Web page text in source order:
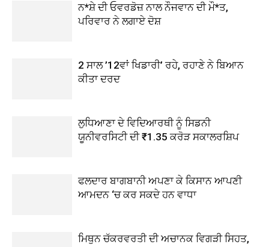
ਨ*ਸ਼ੇ ਦੀ ਓਵਰਡੋਜ਼ ਨਾਲ ਨੌਜਵਾਨ ਦੀ ਮੌ*ਤ,
ਪਰਿਵਾਰ ਨੇ ਲਗਾਏ ਦੋਸ਼
2 ਸਾਲ ’12ਵਾਂ ਖਿਡਾਰੀ’ ਰਹੇ, ਰਹਾਣੇ ਨੇ ਬਿਆਨ
ਕੀਤਾ ਦਰਦ
ਲੁਧਿਆਣਾ ਦੇ ਵਿਦਿਆਰਥੀ ਨੂੰ ਸਿਡਨੀ
ਯੂਨੀਵਰਸਿਟੀ ਦੀ ₹1.35 ਕਰੋੜ ਸਕਾਲਰਸ਼ਿਪ
ਫਲਦਾਰ ਬਾਗਬਾਨੀ ਅਪਣਾ ਕੇ ਕਿਸਾਨ ਆਪਣੀ
ਆਮਦਨ ‘ਚ ਕਰ ਸਕਦੇ ਹਨ ਵਾਧਾ
ਮਿਥੁਨ ਚੱਕਰਵਰਤੀ ਦੀ ਅਚਾਨਕ ਵਿਗੜੀ ਸਿਹਤ,